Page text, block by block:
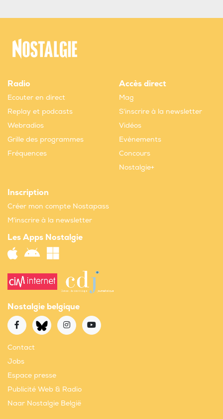
Radio
Ecouter en direct
Replay et podcasts
Webradios
Grille des programmes
Fréquences
Accès direct
Mag
S'inscrire à la newsletter
Vidéos
Evènements
Concours
Nostalgie+
Inscription
Créer mon compte Nostapass
M'inscrire à la newsletter
Les Apps Nostalgie
Nostalgie belgique
Contact
Jobs
Espace presse
Publicité Web & Radio
Naar Nostalgie België